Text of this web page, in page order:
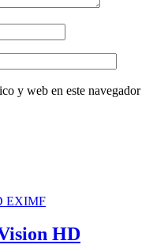
y web en este navegador
HD